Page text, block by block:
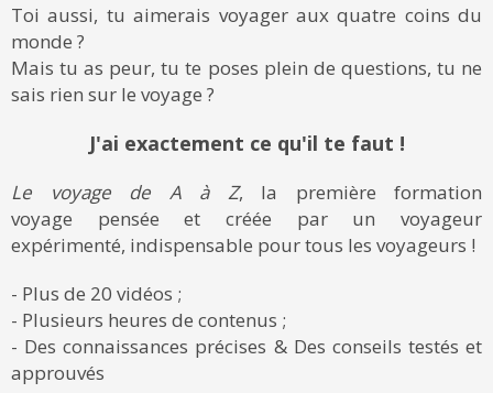
Toi aussi, tu aimerais voyager aux quatre coins du
monde ?
Mais tu as peur, tu te poses plein de questions, tu ne
sais rien sur le voyage ?
J'ai exactement ce qu'il te faut !
Le voyage de A à Z, la première formation
voyage pensée et créée par un voyageur
expérimenté, indispensable pour tous les voyageurs !
- Plus de 20 vidéos ;
- Plusieurs heures de contenus ;
- Des connaissances précises & Des conseils testés et
approuvés